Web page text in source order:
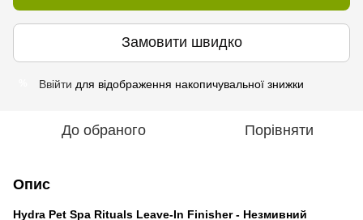
Замовити швидко
Ввійти для відображення накопичувальної знижки
До обраного Порівняти
Опис
Hydra Pet Spa Rituals Leave-In Finisher - Незмивний